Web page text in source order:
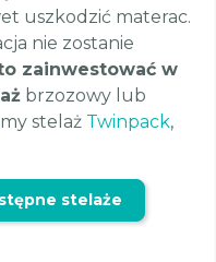
uszkodzić materac.
nie zostanie
zainwestować w
brzozowy lub
stelaż Twinpack,
stelaże